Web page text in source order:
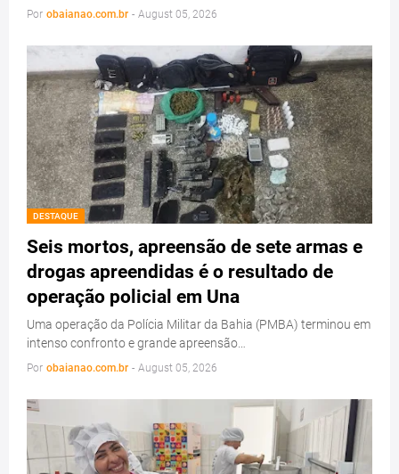
Por obaianao.com.br - August 05, 2026
DESTAQUE
Seis mortos, apreensão de sete armas e
drogas apreendidas é o resultado de
operação policial em Una
Uma operação da Polícia Militar da Bahia (PMBA) terminou em
intenso confronto e grande apreensão…
Por obaianao.com.br - August 05, 2026